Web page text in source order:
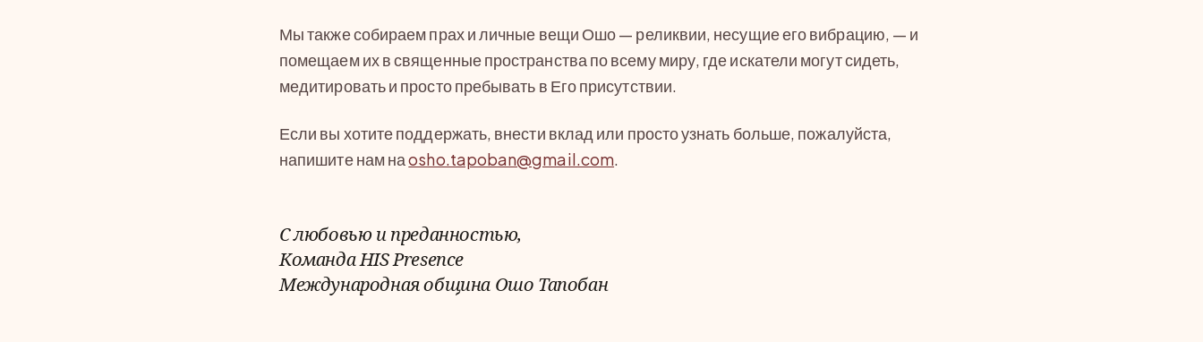
Мы также собираем прах и личные вещи Ошо — реликвии, несущие его вибрацию, — и
помещаем их в священные пространства по всему миру, где искатели могут сидеть,
медитировать и просто пребывать в Его присутствии.
Если вы хотите поддержать, внести вклад или просто узнать больше, пожалуйста,
напишите нам наosho.tapoban@gmail.com.
С любовью и преданностью,
Команда HIS Presence
Международная община Ошо Тапобан